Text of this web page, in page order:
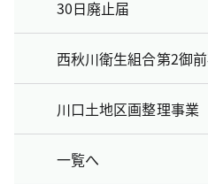
30日廃止届
西秋川衛生組合第2御
川口土地区画整理事業
一覧へ